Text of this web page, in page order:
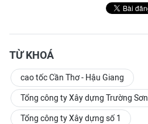
TỪ KHOÁ
cao tốc Cần Thơ - Hậu Giang
Tổng công ty Xây dựng Trường Sơn
Tổng công ty Xây dựng số 1